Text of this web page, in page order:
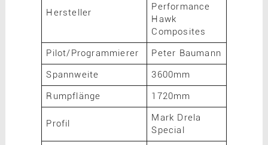
Hersteller
Performance
Hawk
Composites
Pilot/Programmierer
Peter Baumann
Spannweite
3600mm
Rumpflänge
1720mm
Profil
Mark Drela
Special